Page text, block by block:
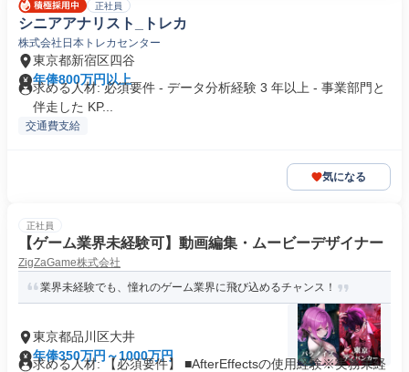
正社員
シニアアナリスト_トレカ
株式会社日本トレカセンター
東京都新宿区四谷
年俸800万円以上
求める人材: 必須要件 - データ分析経験 3 年以上 - 事業部門と
伴走した KP...
交通費支給
気になる
正社員
【ゲーム業界未経験可】動画編集・ムービーデザイナー
ZigZaGame株式会社
業界未経験でも、憧れのゲーム業界に飛び込めるチャンス！
東京都品川区大井
年俸350万円～1000万円
求める人材: 【必須要件】 ■AfterEffectsの使用経験※実務未経